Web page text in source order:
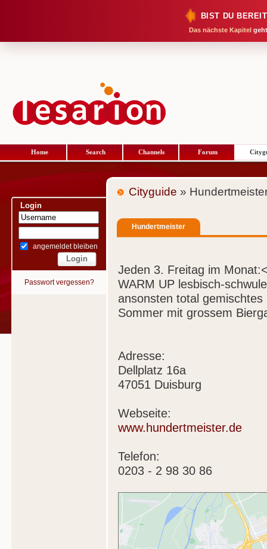
BIST DU
Das nächste Kapitel
Home Search Channels Forum
Login
angemeldet bleiben
Passwort vergessen?
Cityguide »
Hundertmeister
Jeden 3. Freitag im
WARM UP lesbisch-
ansonsten total
Sommer mit grossem
Adresse:
Dellplatz 16a
47051 Duisburg
Webseite:
www.hundertmeister.de
Telefon:
0203 - 2 98 30 86